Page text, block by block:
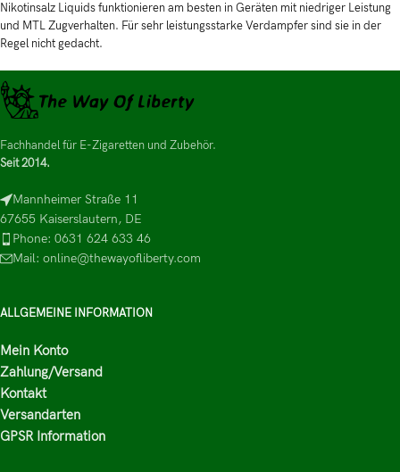
Nikotinsalz Liquids funktionieren am besten in Geräten mit niedriger Leistung
und MTL Zugverhalten. Für sehr leistungsstarke Verdampfer sind sie in der
Regel nicht gedacht.
Fachhandel für E-Zigaretten und Zubehör.
Seit 2014.
Mannheimer Straße 11
67655 Kaiserslautern, DE
Phone: 0631 624 633 46
Mail: online@thewayofliberty.com
ALLGEMEINE INFORMATION
Mein Konto
Zahlung/Versand
Kontakt
Versandarten
GPSR Information